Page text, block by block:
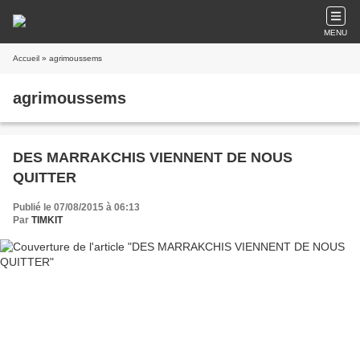
MENU
Accueil » agrimoussems
agrimoussems
DES MARRAKCHIS VIENNENT DE NOUS
QUITTER
Publié le 07/08/2015 à 06:13
Par TIMKIT